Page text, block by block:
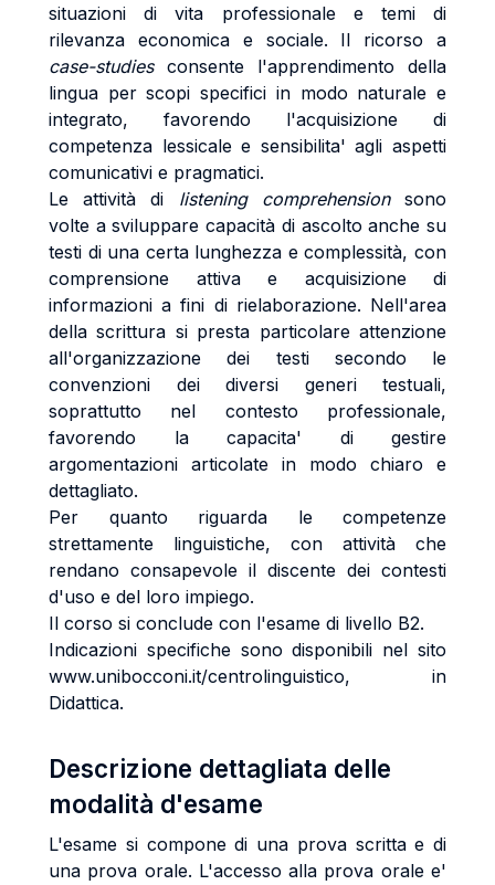
situazioni di vita professionale e temi di
rilevanza economica e sociale. Il ricorso a
case-studies consente l'apprendimento della
lingua per scopi specifici in modo naturale e
integrato, favorendo l'acquisizione di
competenza lessicale e sensibilita' agli aspetti
comunicativi e pragmatici.
Le attività di listening comprehensionsono
volte a sviluppare capacità di ascolto anche su
testi di una certa lunghezza e complessità, con
comprensione attiva e acquisizione di
informazioni a fini di rielaborazione. Nell'area
della scrittura si presta particolare attenzione
all'organizzazione dei testi secondo le
convenzioni dei diversi generi testuali,
soprattutto nel contesto professionale,
favorendo la capacita' di gestire
argomentazioni articolate in modo chiaro e
dettagliato.
Per quanto riguarda le competenze
strettamente linguistiche, con attività che
rendano consapevole il discente dei contesti
d'uso e del loro impiego.
Il corso si conclude con l'esame di livello B2.
Indicazioni specifiche sono disponibili nel sito
www.unibocconi.it/centrolinguistico, in
Didattica.
Descrizione dettagliata delle
modalità d'esame
L'esame si compone di una prova scritta e di
una prova orale. L'accesso alla prova orale e'